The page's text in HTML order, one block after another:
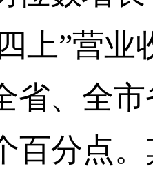
上”营
省、全
百分点